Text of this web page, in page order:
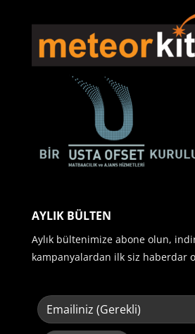
AYLIK BÜLTEN
Aylık bültenimize abone olun,
kampanyalardan ilk siz haberdar